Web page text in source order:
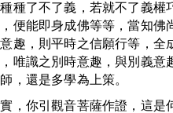
了不了義，若就不了義權
便能即身成佛等等，當知佛
趣，則平時之信願行等，全
唯識之別時意趣，與別義意
，還是多學為上策。
你引觀音菩薩作證，這是